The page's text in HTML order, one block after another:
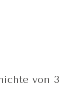
von 3